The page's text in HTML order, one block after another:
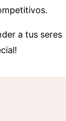
a tus seres